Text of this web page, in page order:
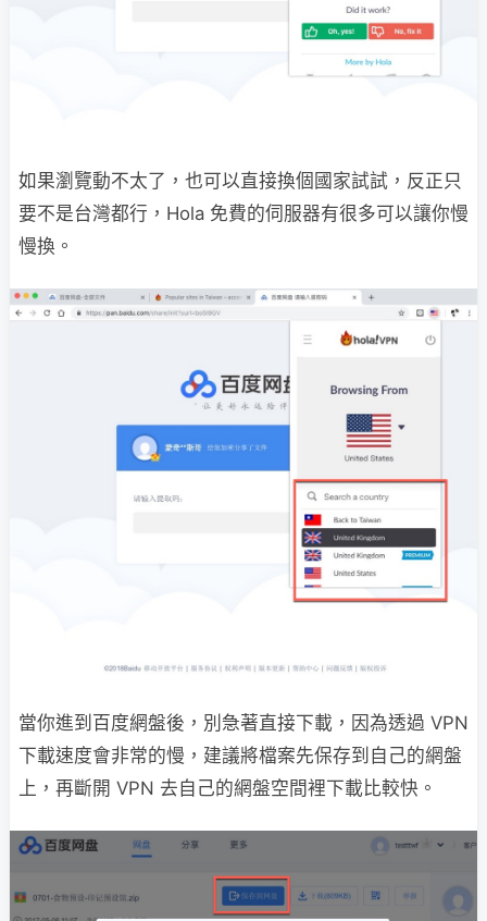
如果瀏覽動不太了，也可以直接換個國家試試，反正只
要不是台灣都行，Hola 免費的伺服器有很多可以讓你慢
慢換。
當你進到百度網盤後，別急著直接下載，因為透過 VPN
下載速度會非常的慢，建議將檔案先保存到自己的網盤
上，再斷開 VPN 去自己的網盤空間裡下載比較快。